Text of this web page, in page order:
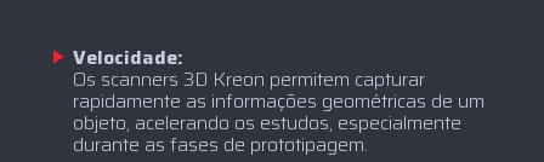
Velocidade:
Os scanners 3D Kreon permitem capturar
rapidamente as informações geométricas de um
objeto, acelerando os estudos, especialmente
durante as fases de prototipagem.